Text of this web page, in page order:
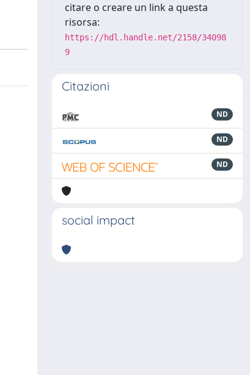
citare o creare un link a questa
risorsa:
https://hdl.handle.net/2158/34098
9
Citazioni
ND
ND
ND
social impact